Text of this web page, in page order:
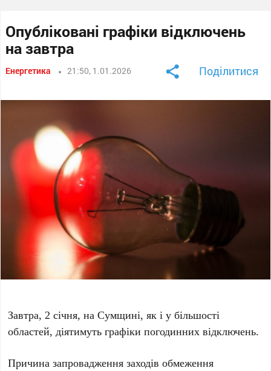
Опубліковані графіки відключень
на завтра
Енергетика 21:50, 1.01.2026 Поділитися
Завтра, 2 січня, на Сумщині, як і у більшості
областей, діятимуть графіки погодинних відключень.
Причина запровадження заходів обмеження